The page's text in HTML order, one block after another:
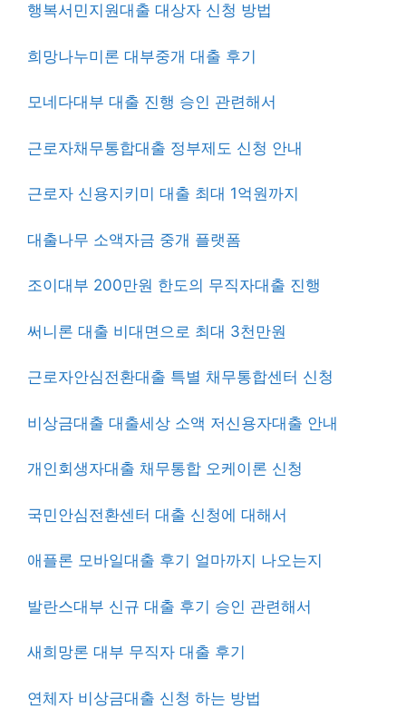
행복서민지원대출 대상자 신청 방법
희망나누미론 대부중개 대출 후기
모네다대부 대출 진행 승인 관련해서
근로자채무통합대출 정부제도 신청 안내
근로자 신용지키미 대출 최대 1억원까지
대출나무 소액자금 중개 플랫폼
조이대부 200만원 한도의 무직자대출 진행
써니론 대출 비대면으로 최대 3천만원
근로자안심전환대출 특별 채무통합센터 신청
비상금대출 대출세상 소액 저신용자대출 안내
개인회생자대출 채무통합 오케이론 신청
국민안심전환센터 대출 신청에 대해서
애플론 모바일대출 후기 얼마까지 나오는지
발란스대부 신규 대출 후기 승인 관련해서
새희망론 대부 무직자 대출 후기
연체자 비상금대출 신청 하는 방법